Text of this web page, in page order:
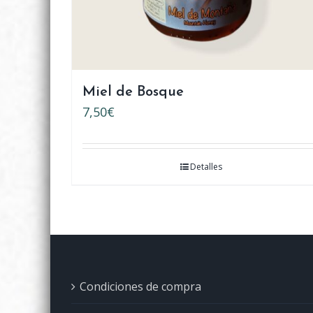
Miel de Bosque
7,50€
Detalles
Condiciones de compra